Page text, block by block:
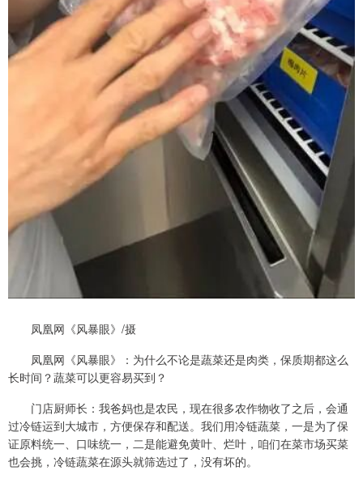
凤凰网《风暴眼》/摄
凤凰网《风暴眼》：为什么不论是蔬菜还是肉类，保质期都这么
长时间？蔬菜可以更容易买到？
门店厨师长：我爸妈也是农民，现在很多农作物收了之后，会通
过冷链运到大城市，方便保存和配送。我们用冷链蔬菜，一是为了保
证原料统一、口味统一，二是能避免黄叶、烂叶，咱们在菜市场买菜
也会挑，冷链蔬菜在源头就筛选过了，没有坏的。